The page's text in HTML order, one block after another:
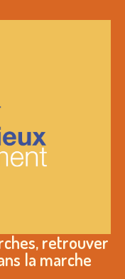
retrouver
la marche